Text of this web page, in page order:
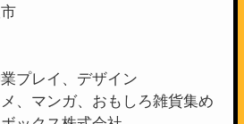
プレイ、デザイン
、マンガ、おもしろ雑貨集め